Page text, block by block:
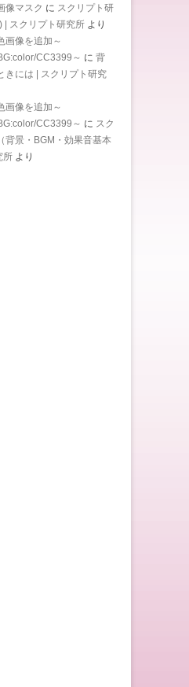
像マスク に スクリプト研
スクリプト研究所 より
画像を追加～
CC3399～ に 背
きには | スクリプト研究
画像を追加～
CC3399～ に スク
背景・BGM・効果音基本
所 より